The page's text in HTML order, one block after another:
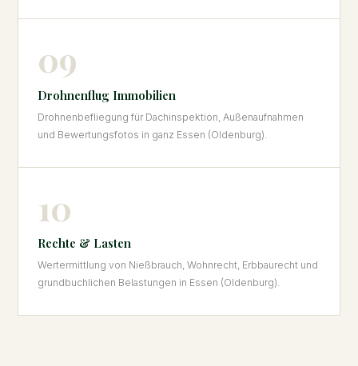
09
Drohnenflug Immobilien
Drohnenbefliegung für Dachinspektion, Außenaufnahmen
und Bewertungsfotos in ganz Essen (Oldenburg).
10
Rechte & Lasten
Wertermittlung von Nießbrauch, Wohnrecht, Erbbaurecht und
grundbuchlichen Belastungen in Essen (Oldenburg).